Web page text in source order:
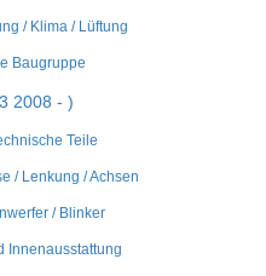
/ Klima / Lüftung
Baugruppe
2008 - )
Teile
/ Lenkung / Achsen
/ Blinker
Innenausstattung